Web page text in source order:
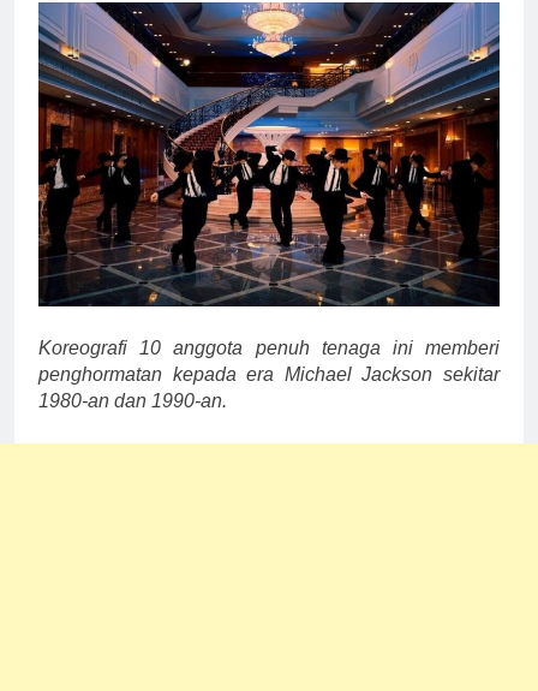
Koreografi 10 anggota penuh tenaga ini memberi
penghormatan kepada era Michael Jackson sekitar
1980-an dan 1990-an.